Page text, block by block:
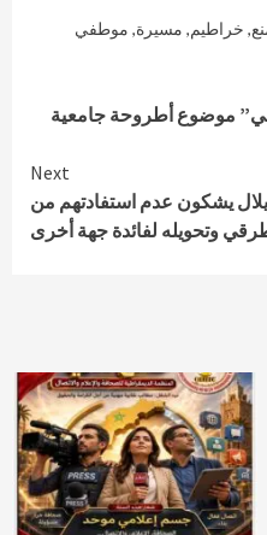
, خراطيم, مسيرة, موطفي
موضوع أطروحة جامعية
Next
يشكون عدم استفادتهم من
وتحويله لفائدة جهة أخرى